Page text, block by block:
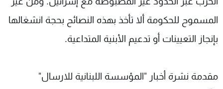
المسموح للحكومة ألا تأخذ بهذه النصائح بحجة انشغالها
بإنجاز التعيينات أو تدعيم الأبنية المتداعية.
مقدمة نشرة أخبار "المؤسسة اللبنانية للارسال"